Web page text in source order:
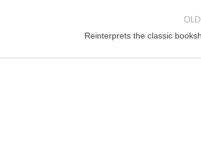
Reinterprets the classic